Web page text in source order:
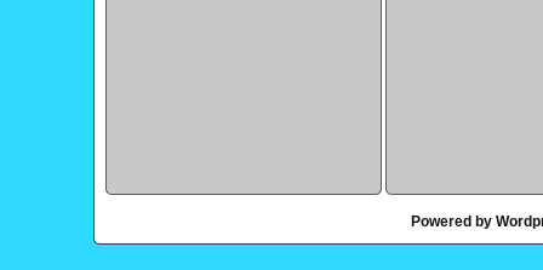
Powered by